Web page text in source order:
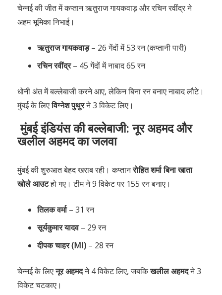
चेन्नई की जीत में कप्तान ऋतुराज गायकवाड़ और रचिन रवींद्र ने
अहम भूमिका निभाई।
ऋतुराज गायकवाड़– 26 गेंदों में 53 रन (कप्तानी पारी)
रचिन रवींद्र– 45 गेंदों में नाबाद 65 रन
धोनी अंत में बल्लेबाजी करने आए, लेकिन बिना रन बनाए नाबाद लौटे।
मुंबई के लिएविग्नेश पुथुरने 3 विकेट लिए।
मुंबई इंडियंस की बल्लेबाजी: नूर अहमद और
खलील अहमद का जलवा
मुंबई की शुरुआत बेहद खराब रही। कप्तानरोहित शर्मा बिना खाता
खोले आउटहो गए। टीम ने 9 विकेट पर 155 रन बनाए।
तिलक वर्मा– 31 रन
सूर्यकुमार यादव– 29 रन
दीपक चाहर (MI) – 28 रन
चेन्नई के लिएनूर अहमदने 4 विकेट लिए, जबकिखलील अहमदने 3
विकेट चटकाए।